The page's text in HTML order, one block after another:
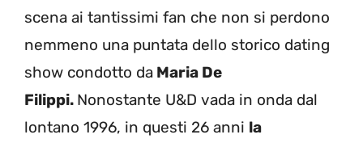
scena ai tantissimi fan che non si perdono
nemmeno una puntata dello storico dating
show condotto da Maria De
Filippi. Nonostante U&D vada in onda dal
lontano 1996, in questi 26 anni la